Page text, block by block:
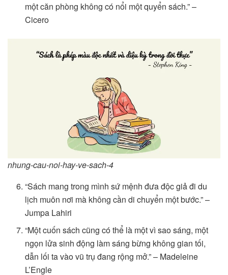
một căn phòng không có nổi một quyển sách.” –
Cicero
nhung-cau-noi-hay-ve-sach-4
“Sách mang trong mình sứ mệnh đưa độc giả đi du
lịch muôn nơi mà không cần di chuyển một bước.” –
Jumpa Lahiri
“Một cuốn sách cũng có thể là một vì sao sáng, một
ngọn lửa sinh động làm sáng bừng không gian tối,
dẫn lối ta vào vũ trụ đang rộng mở.” – Madeleine
L’Engle